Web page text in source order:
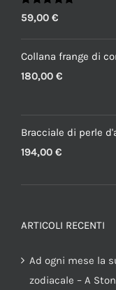
Valutato
5.00 su 5
59,00 €
Collana frange di
180,00 €
Bracciale di perle
194,00 €
ARTICOLI RECENTI
Ad ogni mese la
zodiacale – A